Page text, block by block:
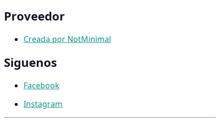
Proveedor
Creada por NotMinimal
Siguenos
Facebook
Instagram